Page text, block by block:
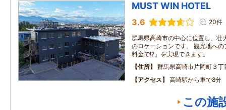
MUST WIN HOTEL
3.6 20件
群馬県高崎市の中心に位置し、壮
のロケーションです。 観光地へ
料金で!?」を実現できます。
住所
群馬県高崎市片岡町３丁
アクセス
高崎駅から車で8分
この施